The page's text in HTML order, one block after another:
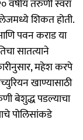
तरुणी स्वरा
शिकत होती.
पवन कराड या
सातत्याने
महेश करपे
खाण्यासाठी
बेशुद्ध पडल्याचा
पोलिसांकडे